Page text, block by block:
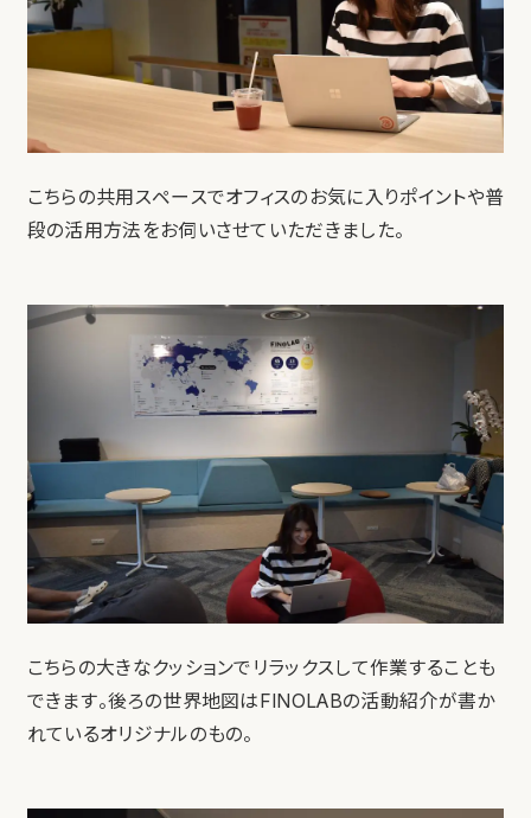
こちらの共用スペースでオフィスのお気に入りポイントや普
段の活用方法をお伺いさせていただきました。
こちらの大きなクッションでリラックスして作業することも
できます。後ろの世界地図はFINOLABの活動紹介が書か
れているオリジナルのもの。